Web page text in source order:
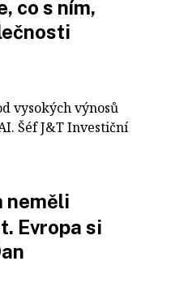
co s ním,
vysokých výnosů
Šéf J&T Investiční
neměli
Evropa si